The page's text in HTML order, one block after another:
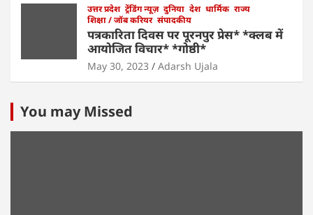
उत्तर प्रदेश ट्रेंडिंग न्यूज़ दुनिया देश धार्मिक राज्य
शिक्षा / जॉब करियर संपादकीय
पत्रकारिता दिवस पर पूरनपुर प्रेस* *क्लब में
आयोजित विचार* *गोष्ठी*
May 30, 2023 Adarsh Ujala
You may Missed